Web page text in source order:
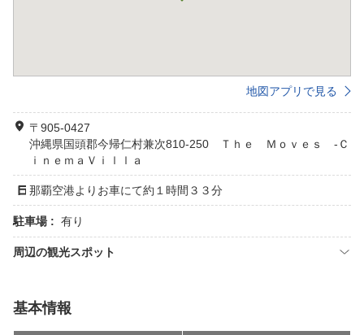
地図アプリで見る
〒905-0427
沖縄県国頭郡今帰仁村兼次810-250 Ｔｈｅ Ｍｏｖｅｓ -Ｃ
ｉｎｅｍａＶｉｌｌａ
那覇空港よりお車にて約１時間３３分
駐車場 : 有り
周辺の観光スポット
基本情報